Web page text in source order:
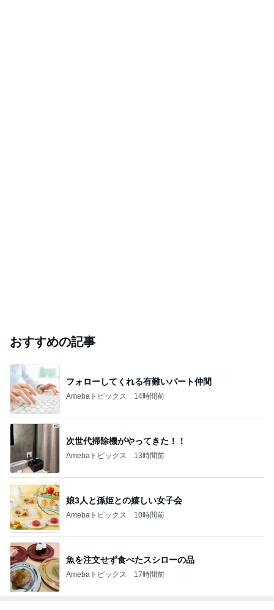
おすすめの記事
フォローしてくれる有難いパート仲間
Amebaトピックス 14時間前
次世代掃除機がやってきた！！
Amebaトピックス 13時間前
娘3人と孫姫との嬉しい女子会
Amebaトピックス 10時間前
魚を注文せず食べたスシローの品
Amebaトピックス 17時間前